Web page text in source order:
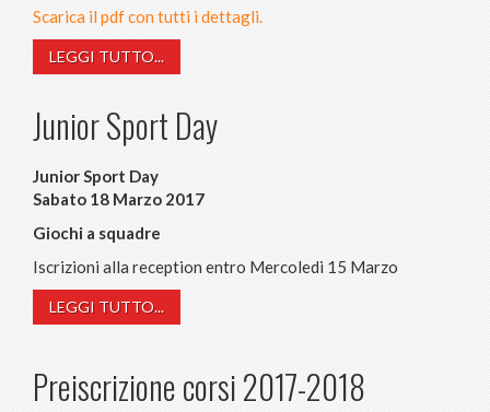
Scarica il pdf con tutti i dettagli.
LEGGI TUTTO...
Junior Sport Day
Junior Sport Day
Sabato 18 Marzo 2017
Giochi a squadre
Iscrizioni alla reception entro Mercoledi 15 Marzo
LEGGI TUTTO...
Preiscrizione corsi 2017-2018